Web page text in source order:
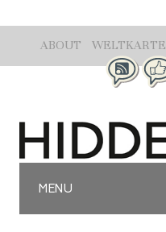
ABOUT WELTKARTE
MENU